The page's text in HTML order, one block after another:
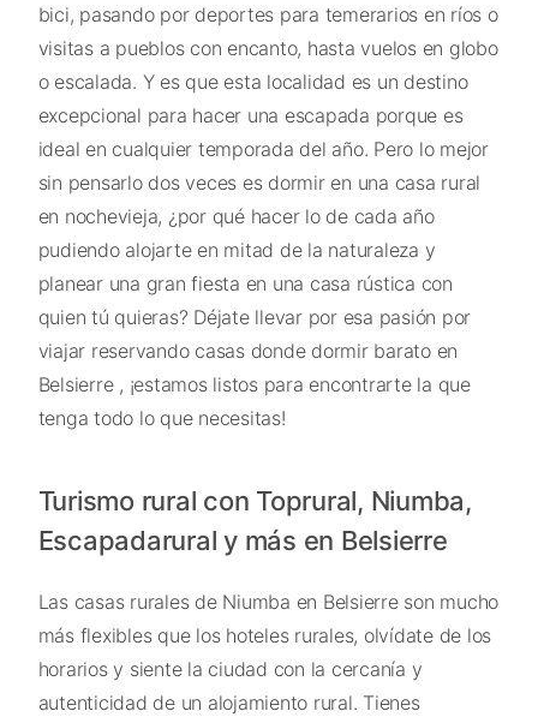
bici, pasando por deportes para temerarios en ríos o
visitas a pueblos con encanto, hasta vuelos en globo
o escalada. Y es que esta localidad es un destino
excepcional para hacer una escapada porque es
ideal en cualquier temporada del año. Pero lo mejor
sin pensarlo dos veces es dormir en una casa rural
en nochevieja, ¿por qué hacer lo de cada año
pudiendo alojarte en mitad de la naturaleza y
planear una gran fiesta en una casa rústica con
quien tú quieras? Déjate llevar por esa pasión por
viajar reservando casas donde dormir barato en
Belsierre , ¡estamos listos para encontrarte la que
tenga todo lo que necesitas!
Turismo rural con Toprural, Niumba,
Escapadarural y más en Belsierre
Las casas rurales de Niumba en Belsierre son mucho
más flexibles que los hoteles rurales, olvídate de los
horarios y siente la ciudad con la cercanía y
autenticidad de un alojamiento rural. Tienes